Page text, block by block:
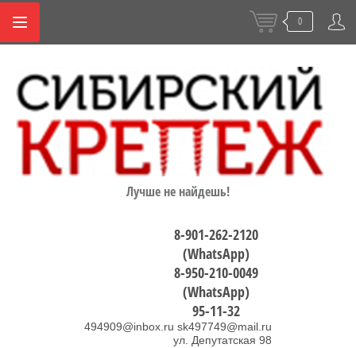
0
Лучше не найдешь!
8-901-262-2120
(WhatsApp)
8-950-210-0049
(WhatsApp)
95-11-32
494909@inbox.ru sk497749@mail.ru
ул. Депутатская 98